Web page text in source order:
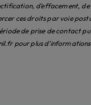
d’effacement,
ces droits par voie
de prise de contact
pour plus